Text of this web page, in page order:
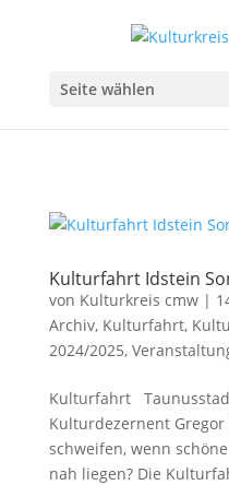
Seite wählen
Kulturfahrt Idstein
von Kulturkreis cmw|
Archiv, Kulturfahrt,
2024/2025,
Kulturfahrt
Kulturdezernent
schweifen, wenn
nah liegen? Die